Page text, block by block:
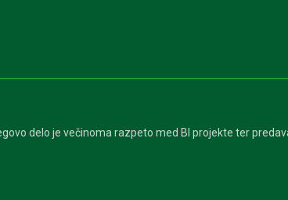
delo je večinoma razpeto med BI projekte ter